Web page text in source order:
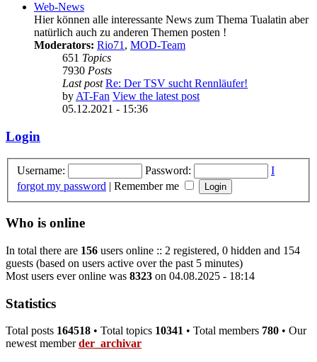
Web-News
Hier können alle interessante News zum Thema Tualatin aber
natürlich auch zu anderen Themen posten !
Moderators: Rio71, MOD-Team
651 Topics
7930 Posts
Last post Re: Der TSV sucht Rennläufer!
byAT-Fan View the latest post
05.12.2021 - 15:36
Login
Username: Password:
I
forgot my password | Remember me
Who is online
In total there are 156 users online :: 2 registered, 0 hidden and 154
guests (based on users active over the past 5 minutes)
Most users ever online was 8323 on 04.08.2025 - 18:14
Statistics
Total posts 164518 • Total topics 10341 • Total members 780 • Our
newest memberder_archivar